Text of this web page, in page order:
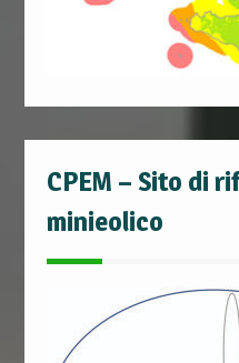
CPEM – Sito di
minieolico